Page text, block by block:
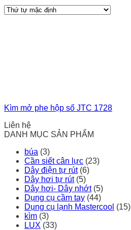
Kìm mở phe hộp số JTC 1728
Liên hệ
DANH MỤC SẢN PHẨM
búa (3)
Cần siết cân lực (23)
Dây điện tự rút (6)
Dây hơi tự rút (5)
Dây hơi- Dây nhớt (5)
Dụng cụ cầm tay (44)
Dụng cụ lạnh Mastercool (15)
kìm (3)
LUX (33)